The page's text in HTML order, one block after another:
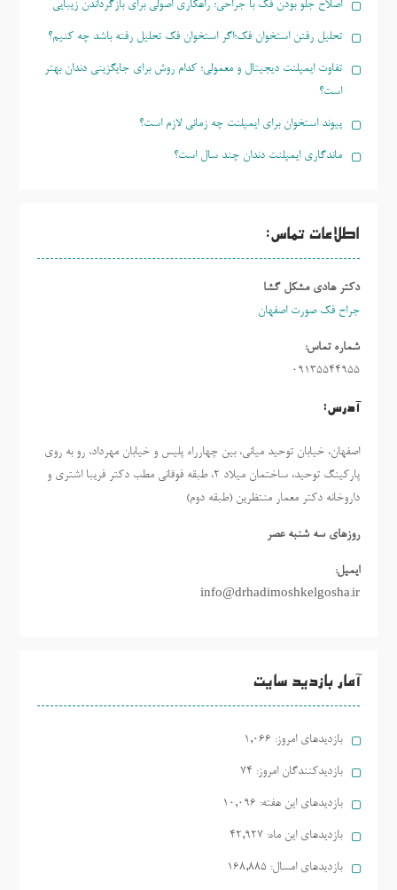
اصلاح جلو بودن فک با جراحی؛ راهکاری اصولی برای بازگرداندن زیبایی
تحلیل رفتن استخوان فک؛اگر استخوان فک تحلیل رفته باشد چه کنیم؟
تفاوت ایمپلنت دیجیتال و معمولی؛ کدام روش برای جایگزینی دندان بهتر
است؟
پیوند استخوان برای ایمپلنت چه زمانی لازم است؟
ماندگاری ایمپلنت دندان چند سال است؟
اطلاعات تماس:
دکتر هادی مشکل گشا
جراح فک صورت اصفهان
شماره تماس:
09135544955
آدرس:
اصفهان، خیابان توحید میانی، بین چهارراه پلیس و خیابان مهرداد، رو به روی
پارکینگ توحید، ساختمان میلاد ٢، طبقه فوقانی مطب دکتر فریبا اشتری و
داروخانه دکتر معمار منتظرین (طبقه دوم)
روزهاي سه شنبه عصر
ایمیل:
info@drhadimoshkelgosha.ir
آمار بازدید سایت
بازدیدهای امروز: 1,066
بازدیدکنندگان امروز: 74
بازدیدهای این هفته: 10,096
بازدیدهای این ماه: 42,927
بازدیدهای امسال: 168,885